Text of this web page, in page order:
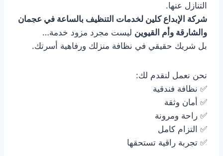
التنازل عنها.
شركة الإبداع كلين لخدمات التنظيف بالساعة في عجمان
والشارقة وأم القيوين ليست مجرد مزود خدمة…
بل شريك حقيقي في نظافة منزلك ورفاهية أسرتك.
نحن نعمل لنقدم لك:
✅ نظافة فندقية
✅ أمان وثقة
✅ راحة ومرونة
✅ التزام كامل
✅ تجربة راقية تستحقها